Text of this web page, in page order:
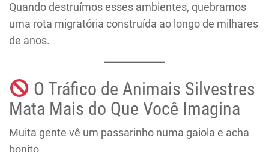
Quando destruímos esses ambientes, quebramos
uma rota migratória construída ao longo de milhares
de anos.
O Tráfico de Animais Silvestres
Mata Mais do Que Você Imagina
Muita gente vê um passarinho numa gaiola e acha
bonito.